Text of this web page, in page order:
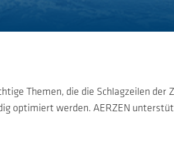
Themen, die die Schlagzeilen der
optimiert werden. AERZEN